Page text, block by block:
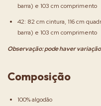
barra) e 103 cm comprimento
42: 82 cm cintura, 116 cm
barra) e 103 cm comprimento
Observação: pode haver
Composição
100% algodão